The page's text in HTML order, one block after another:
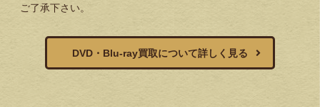
ご了承下さい。
DVD・Blu-ray買取について詳しく見る